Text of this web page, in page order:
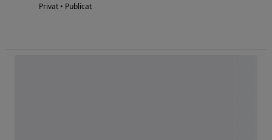
Privat • Publicat